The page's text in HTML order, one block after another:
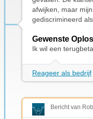
afwijken, maar
gediscrimineerd als
Gewenste
Ik wil een
Reageer als bedrijf
Bericht van